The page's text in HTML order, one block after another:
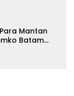
Mantan
Batam